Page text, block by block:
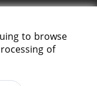
to browse
of